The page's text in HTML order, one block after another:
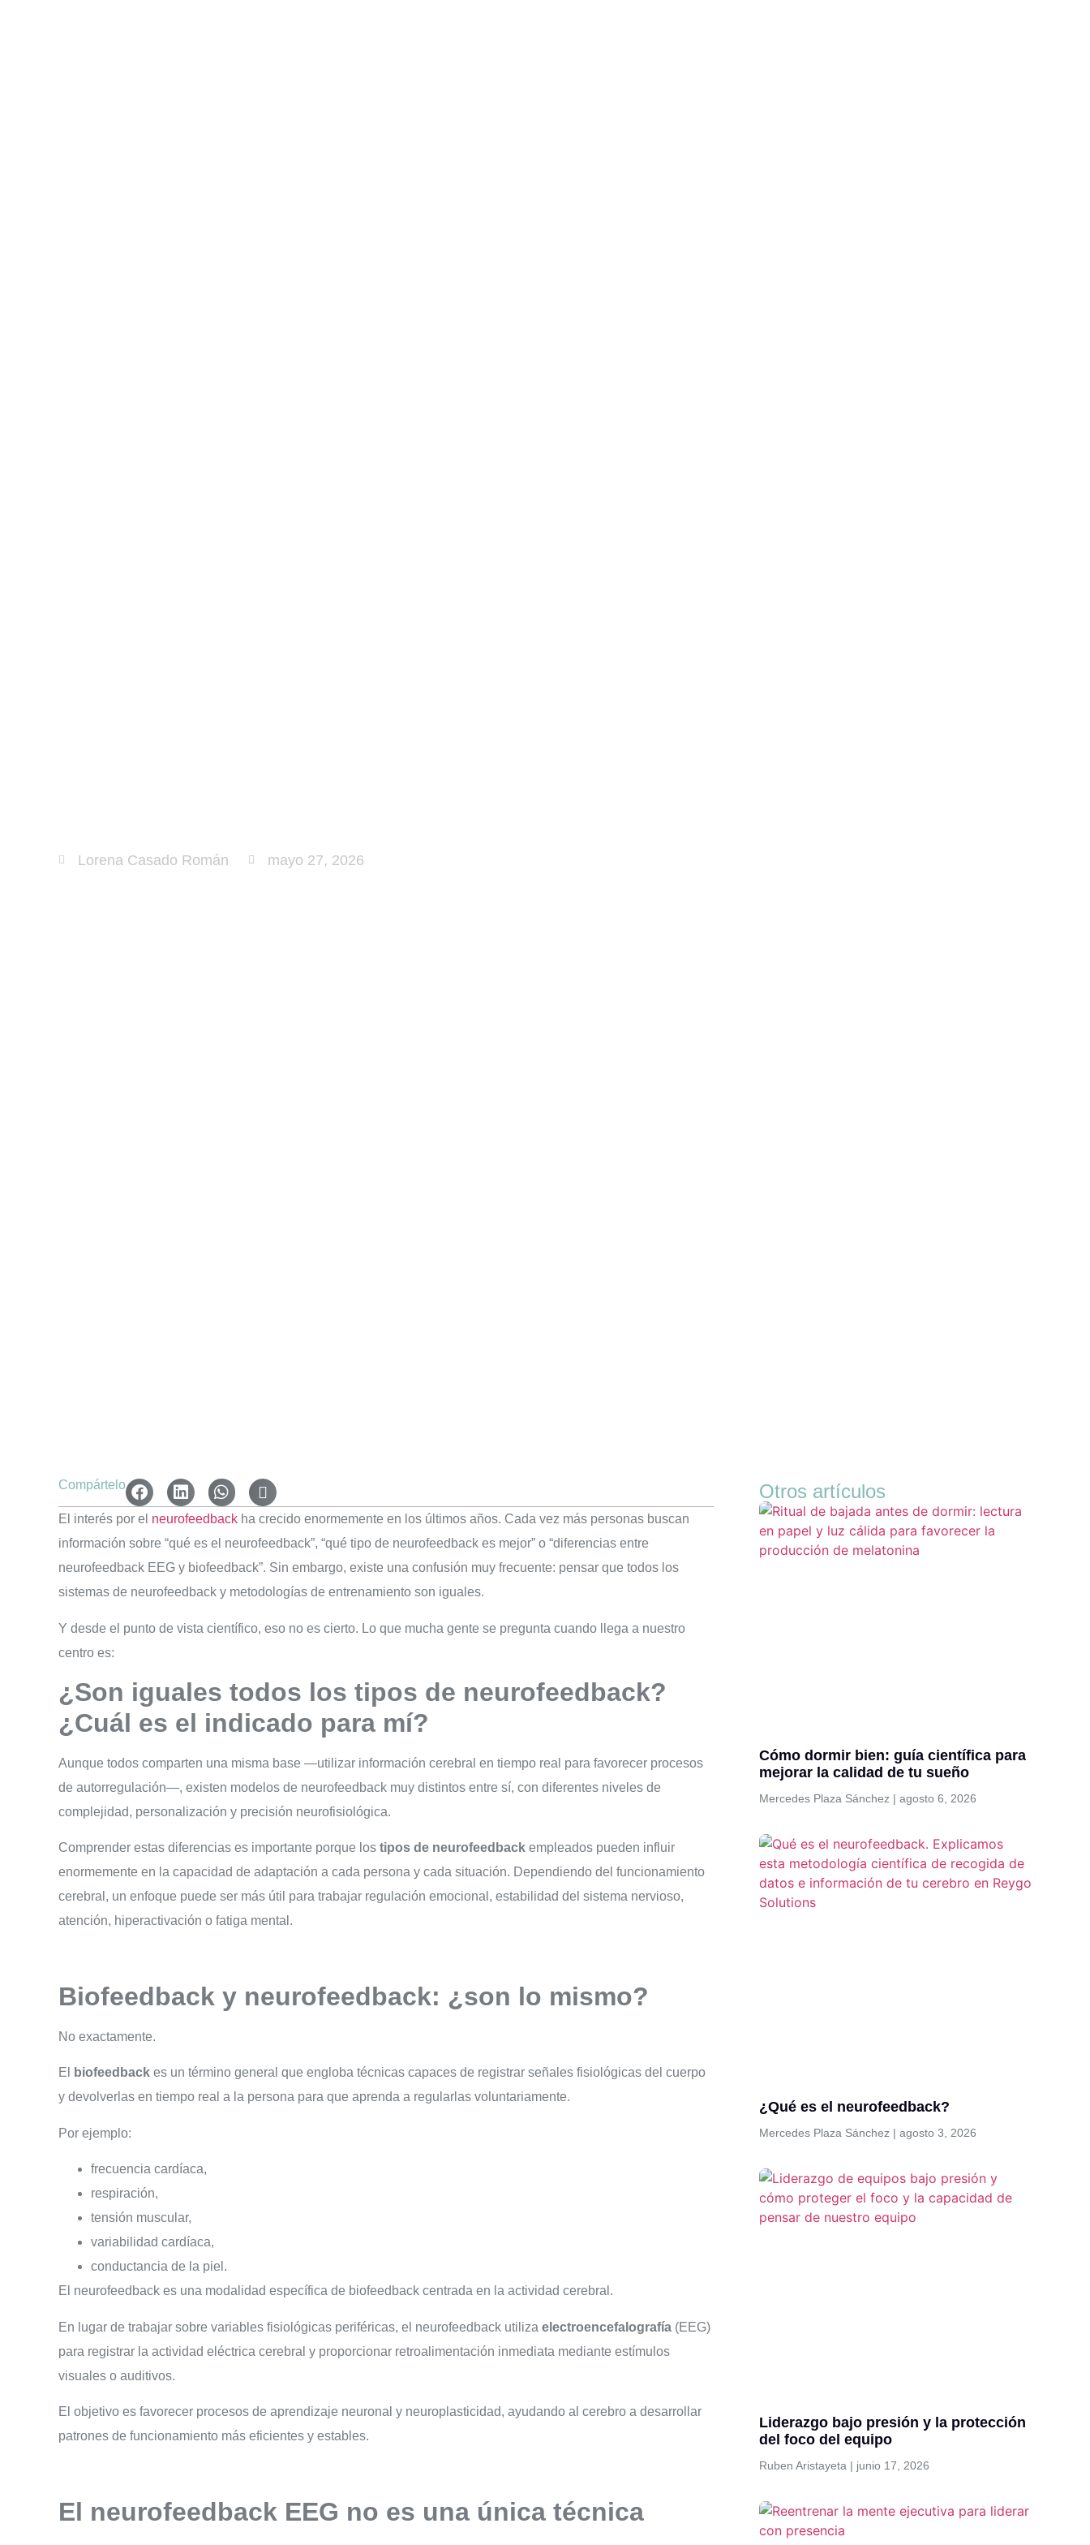
Lorena Casado Román mayo 27, 2026
Compártelo
El interés por el neurofeedback ha crecido enormemente en los últimos años. Cada vez más personas buscan
información sobre “qué es el neurofeedback”, “qué tipo de neurofeedback es mejor” o “diferencias entre
neurofeedback EEG y biofeedback”. Sin embargo, existe una confusión muy frecuente: pensar que todos los
sistemas de neurofeedback y metodologías de entrenamiento son iguales.
Y desde el punto de vista científico, eso no es cierto. Lo que mucha gente se pregunta cuando llega a nuestro
centro es:
¿Son iguales todos los tipos de neurofeedback?
¿Cuál es el indicado para mí?
Aunque todos comparten una misma base —utilizar información cerebral en tiempo real para favorecer procesos
de autorregulación—, existen modelos de neurofeedback muy distintos entre sí, con diferentes niveles de
complejidad, personalización y precisión neurofisiológica.
Comprender estas diferencias es importante porque los tipos de neurofeedback empleados pueden influir
enormemente en la capacidad de adaptación a cada persona y cada situación. Dependiendo del funcionamiento
cerebral, un enfoque puede ser más útil para trabajar regulación emocional, estabilidad del sistema nervioso,
atención, hiperactivación o fatiga mental.
Biofeedback y neurofeedback: ¿son lo mismo?
No exactamente.
El biofeedback es un término general que engloba técnicas capaces de registrar señales fisiológicas del cuerpo
y devolverlas en tiempo real a la persona para que aprenda a regularlas voluntariamente.
Por ejemplo:
frecuencia cardíaca,
respiración,
tensión muscular,
variabilidad cardíaca,
conductancia de la piel.
El neurofeedback es una modalidad específica de biofeedback centrada en la actividad cerebral.
En lugar de trabajar sobre variables fisiológicas periféricas, el neurofeedback utiliza electroencefalografía (EEG)
para registrar la actividad eléctrica cerebral y proporcionar retroalimentación inmediata mediante estímulos
visuales o auditivos.
El objetivo es favorecer procesos de aprendizaje neuronal y neuroplasticidad, ayudando al cerebro a desarrollar
patrones de funcionamiento más eficientes y estables.
El neurofeedback EEG no es una única técnica
Otros artículos
Cómo dormir bien: guía científica para
mejorar la calidad de tu sueño
Mercedes Plaza Sánchez agosto 6, 2026
¿Qué es el neurofeedback?
Mercedes Plaza Sánchez agosto 3, 2026
Liderazgo bajo presión y la protección
del foco del equipo
Ruben Aristayeta junio 17, 2026